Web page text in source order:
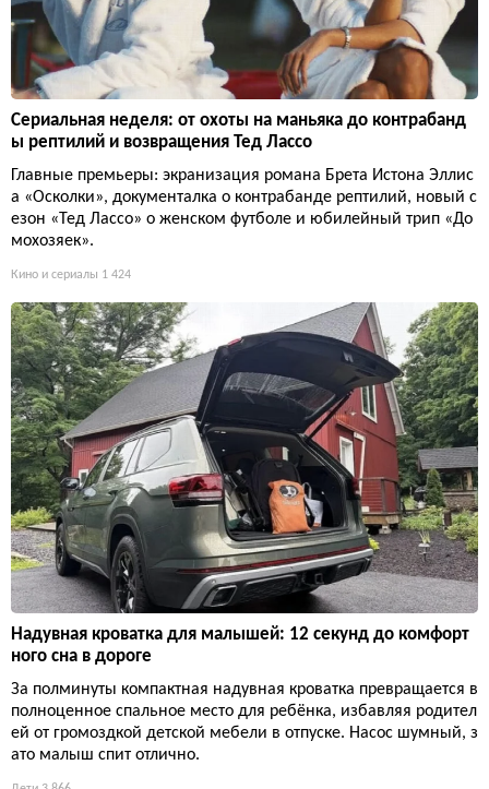
Сериальная неделя: от охоты на маньяка до контрабанд
ы рептилий и возвращения Тед Лассо
Главные премьеры: экранизация романа Брета Истона Эллис
а «Осколки», документалка о контрабанде рептилий, новый с
езон «Тед Лассо» о женском футболе и юбилейный трип «До
мохозяек».
Кино и сериалы 1 424
Надувная кроватка для малышей: 12 секунд до комфорт
ного сна в дороге
За полминуты компактная надувная кроватка превращается в
полноценное спальное место для ребёнка, избавляя родител
ей от громоздкой детской мебели в отпуске. Насос шумный, з
ато малыш спит отлично.